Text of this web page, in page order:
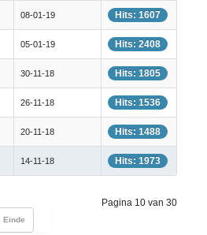
08-01-19 Hits: 1607
05-01-19 Hits: 2408
30-11-18 Hits: 1805
26-11-18 Hits: 1536
20-11-18 Hits: 1488
14-11-18 Hits: 1973
Pagina 10 van 30
Einde